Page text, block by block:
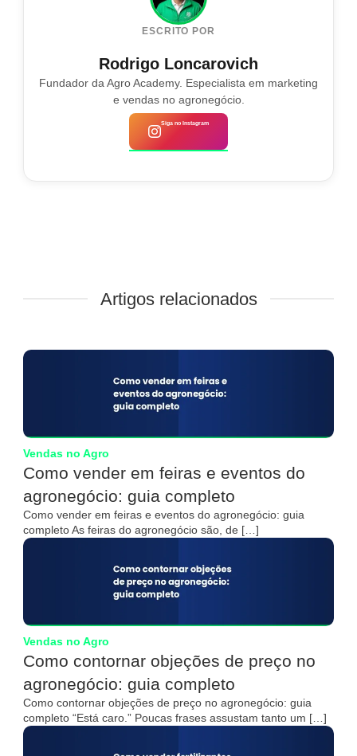
ESCRITO POR
Rodrigo Loncarovich
Fundador da Agro Academy. Especialista em marketing
e vendas no agronegócio.
Siga no Instagram
Artigos relacionados
Vendas no Agro
Como vender em feiras e eventos do
agronegócio: guia completo
Como vender em feiras e eventos do agronegócio: guia
completo As feiras do agronegócio são, de […]
Vendas no Agro
Como contornar objeções de preço no
agronegócio: guia completo
Como contornar objeções de preço no agronegócio: guia
completo “Está caro.” Poucas frases assustam tanto um […]